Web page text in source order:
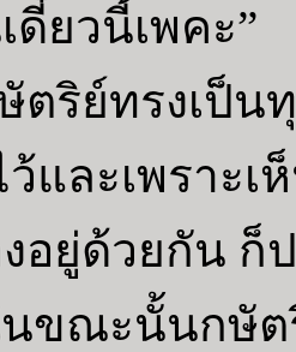
ยวนี้เพคะ”
ริย์ทรงเป็น
และเพราะเ
อยู่ด้วยกัน ก็
ณะนั้นกษัตริ